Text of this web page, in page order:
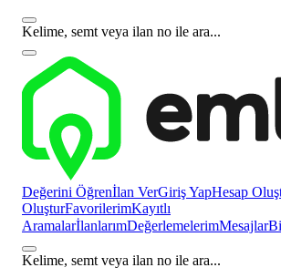
Kelime, semt veya ilan no ile ara...
Değerini Öğrenİlan VerGiriş YapHesap
OluşturFavorilerimKayıtlı
AramalarİlanlarımDeğerlemelerimMesajlar
Kelime, semt veya ilan no ile ara...